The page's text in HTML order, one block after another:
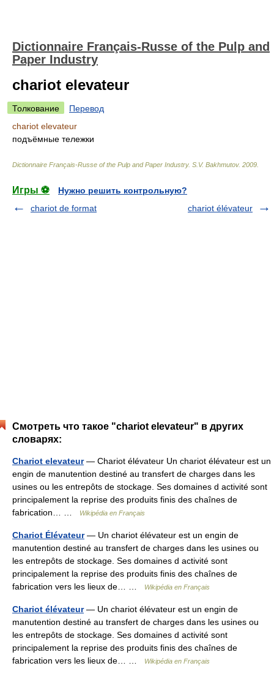
Dictionnaire Français-Russe of the Pulp and
Paper Industry
chariot elevateur
Толкование
Перевод
chariot elevateur
подъёмные тележки
Dictionnaire Français-Russe of the Pulp and Paper Industry. S.V. Bakhmutov. 2009
Игры ⚽
Нужно решить контрольную?
chariot de format
chariot élévateur
Смотреть что такое "chariot elevateur" в других
словарях:
Chariot elevateur— Chariot élévateur Un chariot élévateur est un
engin de manutention destiné au transfert de charges dans les
usines ou les entrepôts de stockage. Ses domaines d activité sont
principalement la reprise des produits finis des chaînes de
fabrication… …
Wikipédia en Français
Chariot Élévateur— Un chariot élévateur est un engin de
manutention destiné au transfert de charges dans les usines ou
les entrepôts de stockage. Ses domaines d activité sont
principalement la reprise des produits finis des chaînes de
fabrication vers les lieux de… …
Wikipédia en Français
Chariot élévateur— Un chariot élévateur est un engin de
manutention destiné au transfert de charges dans les usines ou
les entrepôts de stockage. Ses domaines d activité sont
principalement la reprise des produits finis des chaînes de
fabrication vers les lieux de… …
Wikipédia en Français